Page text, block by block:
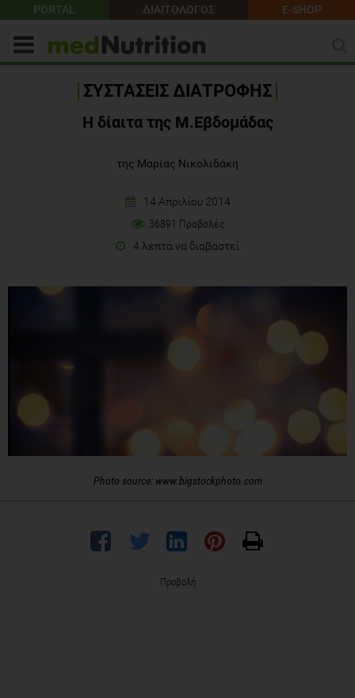
PORTAL ΔΙΑΙΤΟΛΟΓΟΣ E-SHOP
ΣΥΣΤΑΣΕΙΣ ΔΙΑΤΡΟΦΗΣ
Η δίαιτα της Μ.Εβδομάδας
της Μαρίας Νικολιδάκη
14 Απριλίου 2014
36891 Προβολές
4 λεπτά να διαβαστεί
Photo source: www.bigstockphoto.com
Προβολή